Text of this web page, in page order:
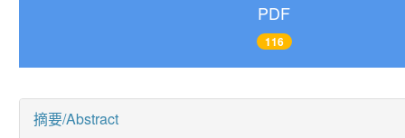
PDF
116
摘要/Abstract